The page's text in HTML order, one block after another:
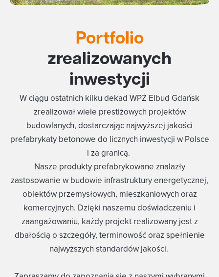
Portfolio
zrealizowanych
inwestycji
W ciągu ostatnich kilku dekad WPŻ Elbud Gdańsk
zrealizował wiele prestiżowych projektów
budowlanych, dostarczając najwyższej jakości
prefabrykaty betonowe do licznych inwestycji w Polsce
i za granicą.
Nasze produkty prefabrykowane znalazły
zastosowanie w budowie infrastruktury energetycznej,
obiektów przemysłowych, mieszkaniowych oraz
komercyjnych. Dzięki naszemu doświadczeniu i
zaangażowaniu, każdy projekt realizowany jest z
dbałością o szczegóły, terminowość oraz spełnienie
najwyższych standardów jakości.